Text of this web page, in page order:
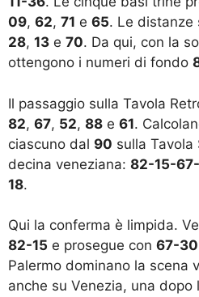
09, 62, 71 e 65. Le distanze
28, 13 e 70. Da qui, con la
ottengono i numeri di fondo
Il passaggio sulla Tavola
82, 67, 52, 88 e 61.
ciascuno dal 90 sulla Tavola
decina veneziana: 82-15-
18.
Qui la conferma è limpida.
82-15 e prosegue con 67-30
Palermo dominano la scena
anche su Venezia, una dopo